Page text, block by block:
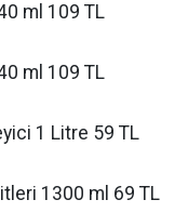
ml 109 TL
ml 109 TL
1 Litre 59 TL
1300 ml 69 TL